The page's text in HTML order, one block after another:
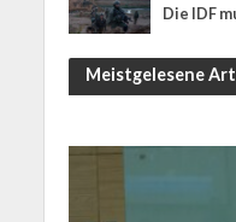
Die IDF
Meistgelesene